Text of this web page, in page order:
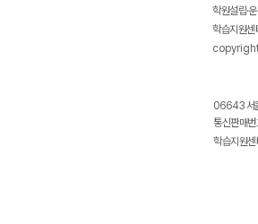
학원설립·
학습지원
06643 서
통신판매
학습지원